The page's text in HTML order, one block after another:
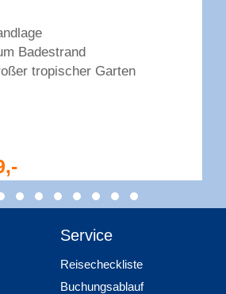
Badestrand
tropischer Garten
Service
Reisecheckliste
Buchungsablauf